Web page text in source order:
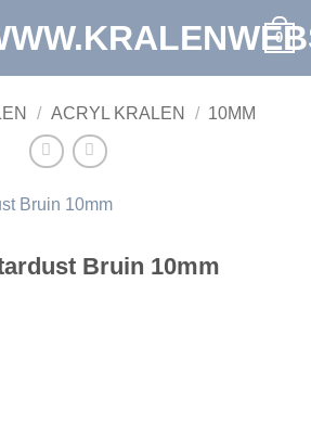
0
/ ACRYL KRALEN / 10MM
Bruin 10mm
10mm aantal